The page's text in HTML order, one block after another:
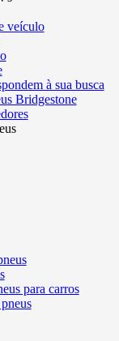
veículo
à sua busca
Bridgestone
para carros